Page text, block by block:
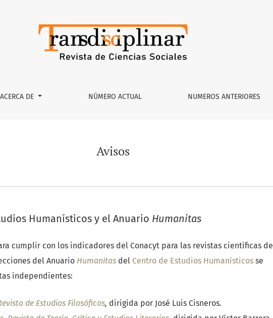
ACERCA DE NÚMERO ACTUAL NUMEROS ANTERIORES
Avisos
Humanísticos y el Anuario Humanitas
cumplir con los indicadores del Conacyt para las revistas científicas de
del Anuario Humanitas del Centro de Estudios Humanísticos se
independientes:
de Estudios Filosóficos, dirigida por José Luis Cisneros.